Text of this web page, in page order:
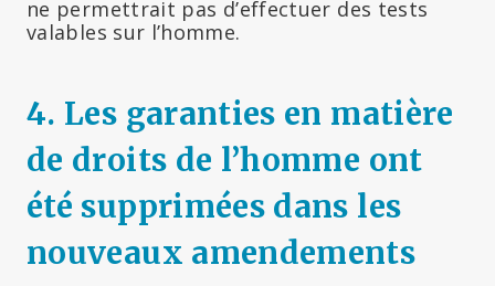
ne permettrait pas d’effectuer des tests
valables sur l’homme.
4. Les garanties en matière
de droits de l’homme ont
été supprimées dans les
nouveaux amendements